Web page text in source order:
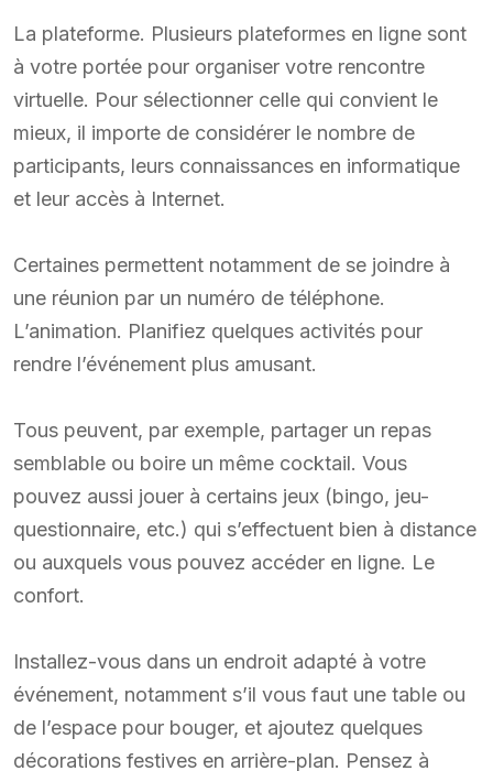
La plateforme. Plusieurs plateformes en ligne sont
à votre portée pour organiser votre rencontre
virtuelle. Pour sélectionner celle qui convient le
mieux, il importe de considérer le nombre de
participants, leurs connaissances en informatique
et leur accès à Internet.
Certaines permettent notamment de se joindre à
une réunion par un numéro de téléphone.
L’animation. Planifiez quelques activités pour
rendre l’événement plus amusant.
Tous peuvent, par exemple, partager un repas
semblable ou boire un même cocktail. Vous
pouvez aussi jouer à certains jeux (bingo, jeu-
questionnaire, etc.) qui s’effectuent bien à distance
ou auxquels vous pouvez accéder en ligne. Le
confort.
Installez-vous dans un endroit adapté à votre
événement, notamment s’il vous faut une table ou
de l’espace pour bouger, et ajoutez quelques
décorations festives en arrière-plan. Pensez à